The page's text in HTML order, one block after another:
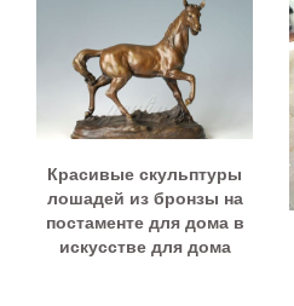
Красивые скульптуры
лошадей из бронзы на
постаменте для дома в
искусстве для дома